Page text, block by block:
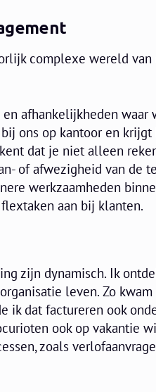
complexe wereld van
afhankelijkheden waar
ons op kantoor en
dat je niet alleen
of afwezigheid van de
werkzaamheden
aan bij klanten.
zijn dynamisch. Ik
leven. Zo kwam
ik dat factureren ook
ook op vakantie
zoals